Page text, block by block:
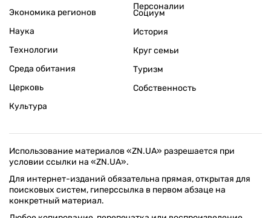
Экономика регионов
Персоналии
Наука
Технологии
Среда обитания
Церковь
Культура
Социум
История
Круг семьи
Туризм
Собственность
Использование материалов «ZN.UA» разрешается при
условии ссылки на «ZN.UA».
Для интернет-изданий обязательна прямая, открытая для
поисковых систем, гиперссылка в первом абзаце на
конкретный материал.